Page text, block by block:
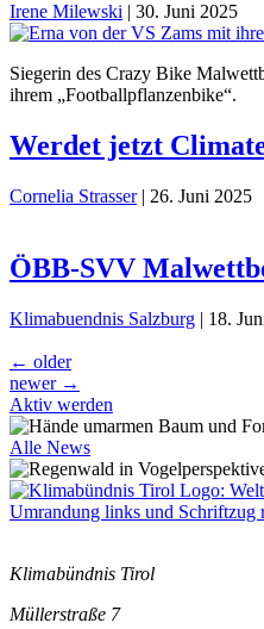
Irene Milewski 30. Juni 2025
Siegerin des Crazy Bike
ihrem „Footballpflanzenbike“.
Werdet jetzt
Cornelia Strasser | 26. Juni 2025
ÖBB-SVV
Klimabuendnis Salzburg | 18.
Beitragsnavigation
← older
newer →
Aktiv werden
Alle News
Klimabündnis Tirol
Müllerstraße 7